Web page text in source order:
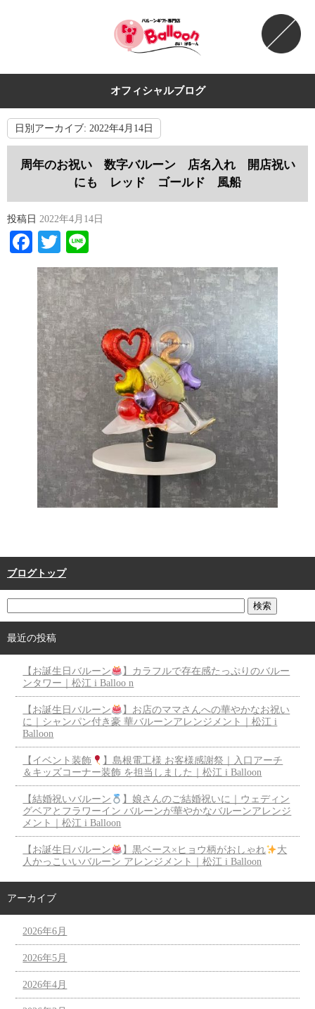
オフィシャルブログ
日別アーカイブ: 2022年4月14日
周年のお祝い 数字バルーン 店名入れ 開店祝い
にも レッド ゴールド 風船
投稿日 2022年4月14日
Facebook
Twitter
ブログトップ
最近の投稿
【お誕生日バルーン
】カラフルで存在感たっぷりのバルー
ンタワー｜松江 i Balloo n
【お誕生日バルーン
】お店のママさんへの華やかなお祝い
に｜シャンパン付き豪 華バルーンアレンジメント｜松江 i
Balloon
【イベント装飾
】島根電工様 お客様感謝祭｜入口アーチ
＆キッズコーナー装飾 を担当しました｜松江 i Balloon
【結婚祝いバルーン
】娘さんのご結婚祝いに｜ウェディン
グベアとフラワーイン バルーンが華やかなバルーンアレンジ
メント｜松江 i Balloon
【お誕生日バルーン 】黒ベース×ヒョウ柄がおしゃれ
大
人かっこいいバルーン アレンジメント｜松江 i Balloon
アーカイブ
2026年6月
2026年5月
2026年4月